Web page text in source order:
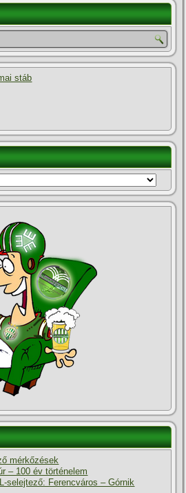
stáb
mérkőzések
– 100 év történelem
selejtező: Ferencváros – Górnik